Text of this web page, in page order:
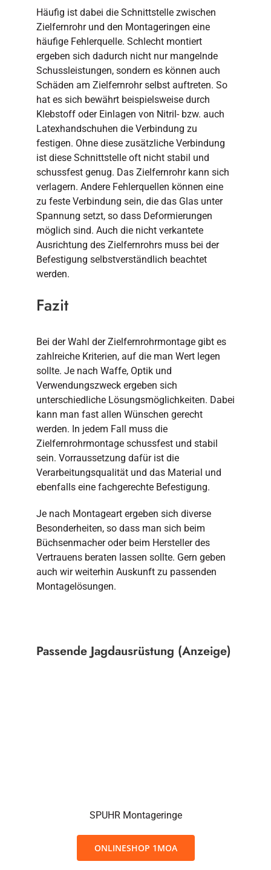
Häufig ist dabei die Schnittstelle zwischen
Zielfernrohr und den Montageringen eine
häufige Fehlerquelle. Schlecht montiert
ergeben sich dadurch nicht nur mangelnde
Schussleistungen, sondern es können auch
Schäden am Zielfernrohr selbst auftreten. So
hat es sich bewährt beispielsweise durch
Klebstoff oder Einlagen von Nitril- bzw. auch
Latexhandschuhen die Verbindung zu
festigen. Ohne diese zusätzliche Verbindung
ist diese Schnittstelle oft nicht stabil und
schussfest genug. Das Zielfernrohr kann sich
verlagern. Andere Fehlerquellen können eine
zu feste Verbindung sein, die das Glas unter
Spannung setzt, so dass Deformierungen
möglich sind. Auch die nicht verkantete
Ausrichtung des Zielfernrohrs muss bei der
Befestigung selbstverständlich beachtet
werden.
Fazit
Bei der Wahl der Zielfernrohrmontage gibt es
zahlreiche Kriterien, auf die man Wert legen
sollte. Je nach Waffe, Optik und
Verwendungszweck ergeben sich
unterschiedliche Lösungsmöglichkeiten. Dabei
kann man fast allen Wünschen gerecht
werden. In jedem Fall muss die
Zielfernrohrmontage schussfest und stabil
sein. Vorraussetzung dafür ist die
Verarbeitungsqualität und das Material und
ebenfalls eine fachgerechte Befestigung.
Je nach Montageart ergeben sich diverse
Besonderheiten, so dass man sich beim
Büchsenmacher oder beim Hersteller des
Vertrauens beraten lassen sollte. Gern geben
auch wir weiterhin Auskunft zu passenden
Montagelösungen.
Passende Jagdausrüstung (Anzeige)
SPUHR Montageringe
ONLINESHOP 1MOA